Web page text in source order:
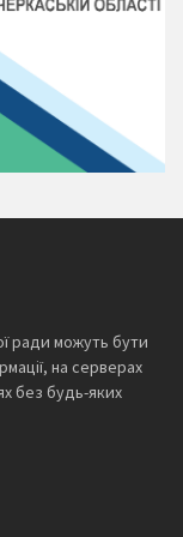
ради можуть бути
на серверах
без будь-яких